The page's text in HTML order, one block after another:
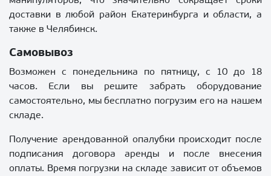
доставки в любой район Екатеринбурга и области, а
также в Челябинск.
Самовывоз
Возможен с понедельника по пятницу, с 10 до 18
часов. Если вы решите забрать оборудование
самостоятельно, мы бесплатно погрузим его на нашем
складе.
Получение арендованной опалубки происходит после
подписания договора аренды и после внесения
оплаты. Время погрузки на складе зависит от объемов